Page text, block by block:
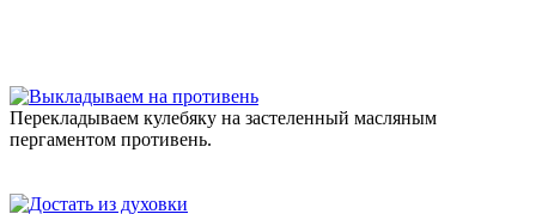
Перекладываем кулебяку на застеленный масляным
пергаментом противень.